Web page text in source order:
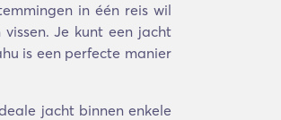
in één reis wil
Je kunt een jacht
is een perfecte manier
jacht binnen enkele